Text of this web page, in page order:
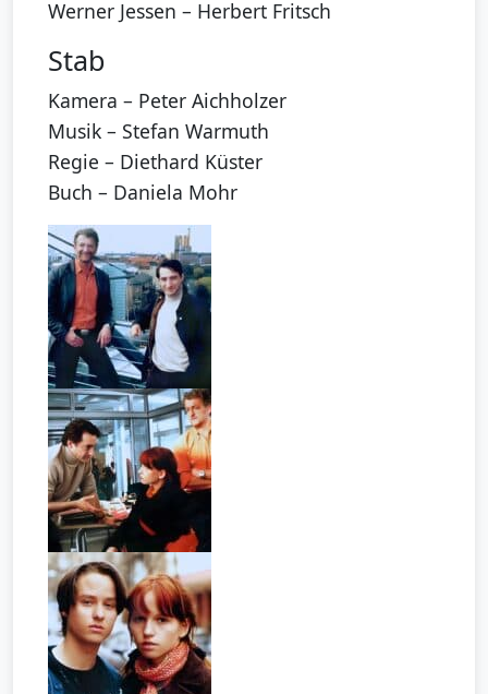
Werner Jessen – Herbert Fritsch
Stab
Kamera – Peter Aichholzer
Musik – Stefan Warmuth
Regie – Diethard Küster
Buch – Daniela Mohr